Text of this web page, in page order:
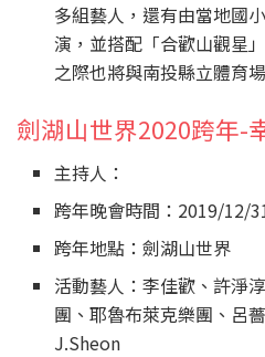
多組藝人，還有由當地國
演，並搭配「合歡山觀星
之際也將與南投縣立體育
劍湖山世界2020跨年-
主持人：
跨年晚會時間：2019/12/
跨年地點：劍湖山世界
活動藝人：李佳歡、許淨
團、耶魯布萊克樂團、呂
J.Sheon